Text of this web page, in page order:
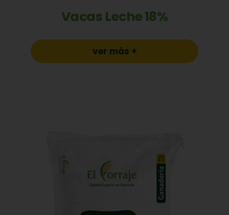
Vacas Leche 18%
ver más +